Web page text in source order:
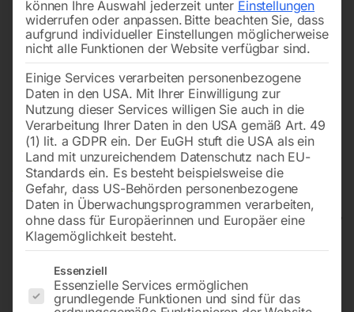
Hydraulische Werkstattpresse
WPP 15 E
können Ihre Auswahl jederzeit unter Einstellungen
widerrufen oder anpassen. Bitte beachten Sie, dass
aufgrund individueller Einstellungen möglicherweise
nicht alle Funktionen der Website verfügbar sind.
Einige Services verarbeiten personenbezogene
Daten in den USA. Mit Ihrer Einwilligung zur
Nutzung dieser Services willigen Sie auch in die
Verarbeitung Ihrer Daten in den USA gemäß Art. 49
(1) lit. a GDPR ein. Der EuGH stuft die USA als ein
Land mit unzureichendem Datenschutz nach EU-
Standards ein. Es besteht beispielsweise die
Gefahr, dass US-Behörden personenbezogene
Daten in Überwachungsprogrammen verarbeiten,
ohne dass für Europäerinnen und Europäer eine
Klagemöglichkeit besteht.
Es folgt eine Liste der Service-Gruppen, für die eine
Essenziell
Essenzielle Services ermöglichen
grundlegende Funktionen und sind für das